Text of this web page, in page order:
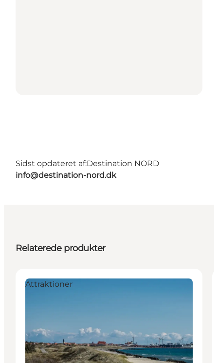
Sidst opdateret af:Destination NORD
info@destination-nord.dk
Relaterede produkter
Attraktioner